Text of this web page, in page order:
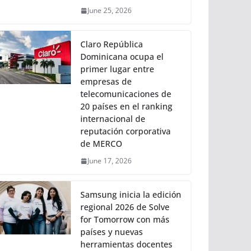
June 25, 2026
Claro República
Dominicana ocupa el
primer lugar entre
empresas de
telecomunicaciones de
20 países en el ranking
internacional de
reputación corporativa
de MERCO
June 17, 2026
Samsung inicia la edición
regional 2026 de Solve
for Tomorrow con más
países y nuevas
herramientas docentes